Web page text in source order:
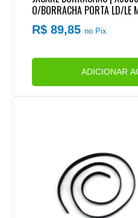
O/BORRACHA PORTA LD/LE
)R$ 89,85no Pix
ADICIONAR